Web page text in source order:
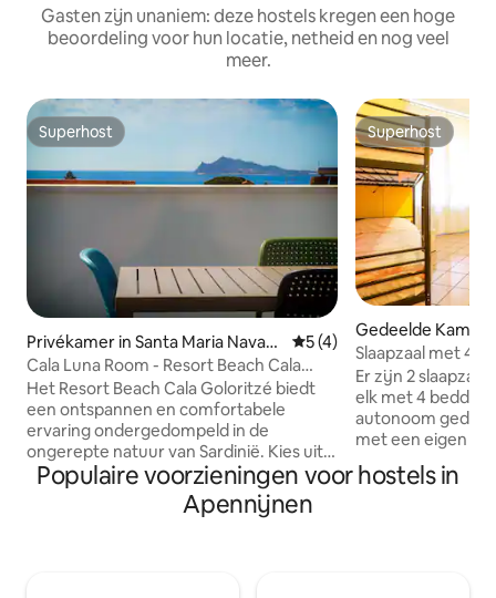
Gasten zijn unaniem: deze hostels kregen een hoge
beoordeling voor hun locatie, netheid en nog veel
meer.
Superhost
Superhost
Privékamer in Santa Maria Navarr
ese
Gemiddelde beoordeling
5 (4)
Cala Luna Room - Resort Beach Cala
Goloritzè
Het Resort Beach Cala Goloritzé biedt
een ontspannen en comfortabele
ervaring ondergedompeld in de
ongerepte natuur van Sardinië. Kies uit
vier soorten kamers: 4 Deluxe kamers
met uitzicht op zee (2 op de middelste
verdieping en 2 op de bovenste
Superhost
Superhost
Gedeelde Kamer
Slaapzaal met 4
Er zijn 2
elk met 4
autonoom
met een eigen
zithoek met
broodrooster. Er
Populaire voorzieningen voor hostels in
Apennijnen